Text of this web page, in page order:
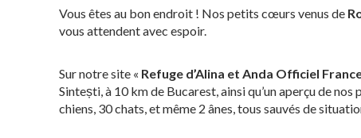
Vous êtes au bon endroit ! Nos petits cœurs venus de
vous attendent avec espoir.
Sur notre site « Refuge d’Alina et Anda Officiel
Sintești, à 10 km de Bucarest, ainsi qu’un aperçu de nos
chiens, 30 chats, et même 2 ânes, tous sauvés de